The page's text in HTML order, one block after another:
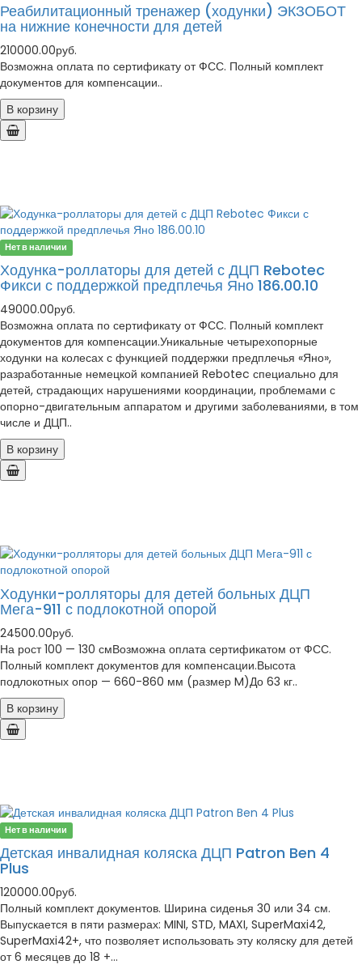
Реабилитационный тренажер (ходунки) ЭКЗОБОТ
на нижние конечности для детей
210000.00руб.
Возможна оплата по сертификату от ФСС. Полный комплект
документов для компенсации..
В корзину
Нет в наличии
Ходунка-роллаторы для детей с ДЦП Rebotec
Фикси с поддержкой предплечья Яно 186.00.10
49000.00руб.
Возможна оплата по сертификату от ФСС. Полный комплект
документов для компенсации.Уникальные четырехопорные
ходунки на колесах с функцией поддержки предплечья «Яно»,
разработанные немецкой компанией Rebotec специально для
детей, страдающих нарушениями координации, проблемами с
опорно-двигательным аппаратом и другими заболеваниями, в том
числе и ДЦП..
В корзину
Ходунки-ролляторы для детей больных ДЦП
Мега-911 с подлокотной опорой
24500.00руб.
На рост 100 — 130 смВозможна оплата сертификатом от ФСС.
Полный комплект документов для компенсации.Высота
подлокотных опор — 660-860 мм (размер M)До 63 кг..
В корзину
Нет в наличии
Детская инвалидная коляска ДЦП Patron Ben 4
Plus
120000.00руб.
Полный комплект документов. Ширина сиденья 30 или 34 см.
Выпускается в пяти размерах: MINI, STD, MAXI, SuperMaxi42,
SuperMaxi42+, что позволяет использовать эту коляску для детей
от 6 месяцев до 18 +...